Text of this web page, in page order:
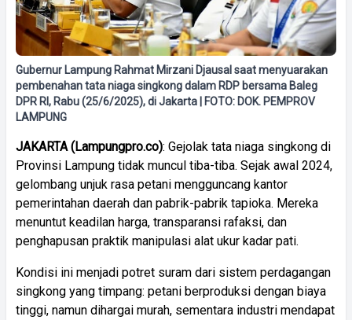
Gubernur Lampung Rahmat Mirzani Djausal saat menyuarakan
pembenahan tata niaga singkong dalam RDP bersama Baleg
DPR RI, Rabu (25/6/2025), di Jakarta | FOTO: DOK. PEMPROV
LAMPUNG
JAKARTA (Lampungpro.co): Gejolak tata niaga singkong di
Provinsi Lampung tidak muncul tiba-tiba. Sejak awal 2024,
gelombang unjuk rasa petani mengguncang kantor
pemerintahan daerah dan pabrik-pabrik tapioka. Mereka
menuntut keadilan harga, transparansi rafaksi, dan
penghapusan praktik manipulasi alat ukur kadar pati.
Kondisi ini menjadi potret suram dari sistem perdagangan
singkong yang timpang: petani berproduksi dengan biaya
tinggi, namun dihargai murah, sementara industri mendapat